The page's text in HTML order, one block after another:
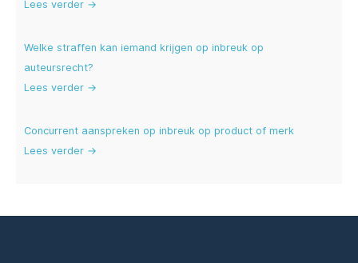
Lees verder →
Welke straffen kan iemand krijgen op inbreuk op
auteursrecht?
Lees verder →
Concurrent aanspreken op inbreuk op product of merk
Lees verder →